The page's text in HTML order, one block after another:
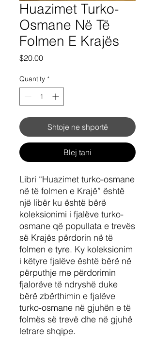
Huazimet Turko-
Osmane Në Të
Folmen E Krajës
$20.00Price
Quantity *
Shtoje ne shportë
Blej tani
Libri “Huazimet turko-osmane
në të folmen e Krajë” është
një libër ku është bërë
koleksionimi i fjalëve turko-
osmane që popullata e trevës
së Krajës përdorin në të
folmen e tyre. Ky koleksionim
i këtyre fjalëve është bërë në
përputhje me përdorimin
fjalorëve të ndryshë duke
bërë zbërthimin e fjalëve
turko-osmane në gjuhën e të
folmës së trevë dhe në gjuhë
letrare shqipe.